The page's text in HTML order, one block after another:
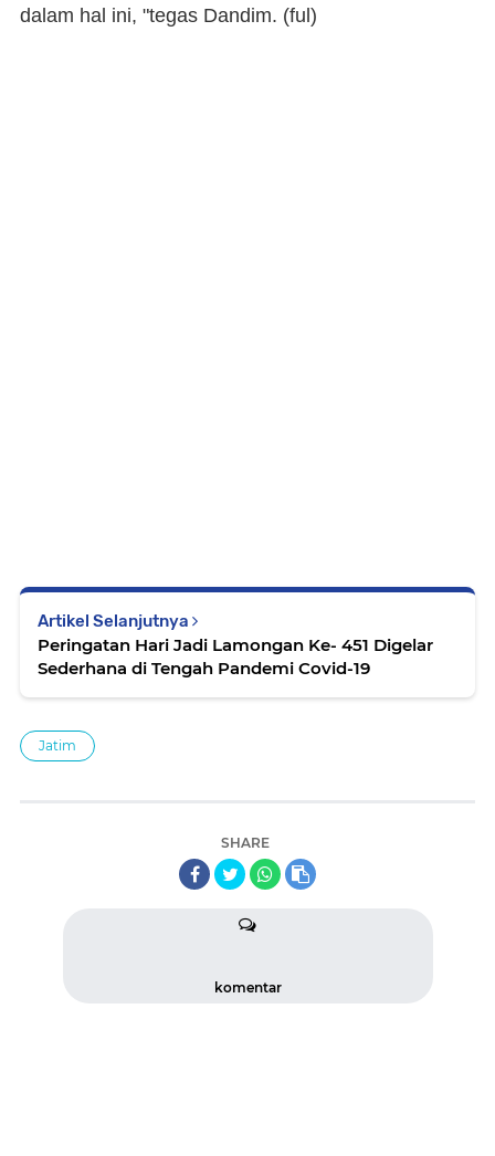
dalam hal ini, "tegas Dandim. (ful )
Artikel Selanjutnya
Peringatan Hari Jadi Lamongan Ke- 451 Digelar
Sederhana di Tengah Pandemi Covid-19
Jatim
SHARE
komentar